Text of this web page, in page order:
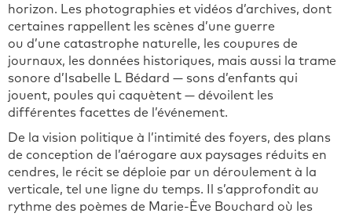
horizon. Les photographies et vidéos d’archives, dont
certaines rappellent les scènes d’une guerre
ou d’une catastrophe naturelle, les coupures de
journaux, les données historiques, mais aussi la trame
sonore d’Isabelle L Bédard — sons d’enfants qui
jouent, poules qui caquètent — dévoilent les
différentes facettes de l’événement.
De la vision politique à l’intimité des foyers, des plans
de conception de l’aérogare aux paysages réduits en
cendres, le récit se déploie par un déroulement à la
verticale, tel une ligne du temps. Il s’approfondit au
rythme des poèmes de Marie-Ève Bouchard où les